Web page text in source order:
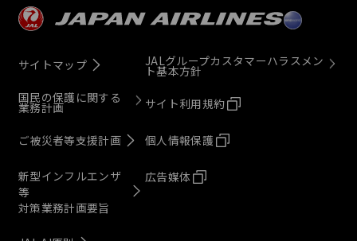
サイトマップ
国民の保護に関する
業務計画
ご被災者等支援計画
新型インフルエンザ
等
対策業務計画要旨
JALグループカスタマーハラスメン
ト基本方針
サイト利用規約
個人情報保護
広告媒体